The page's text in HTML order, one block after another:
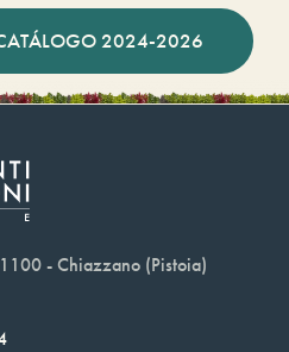
2024-2026
- Chiazzano (Pistoia)